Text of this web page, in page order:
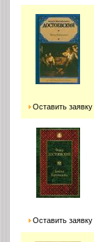
Оставить заявку
Оставить заявку